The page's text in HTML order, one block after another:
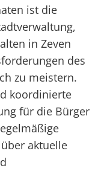
ist die
in Zeven
des
zu meistern.
koordinierte
für die Bürger
aktuelle